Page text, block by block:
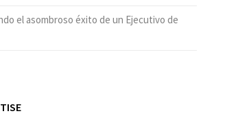
el asombroso éxito de un Ejecutivo de